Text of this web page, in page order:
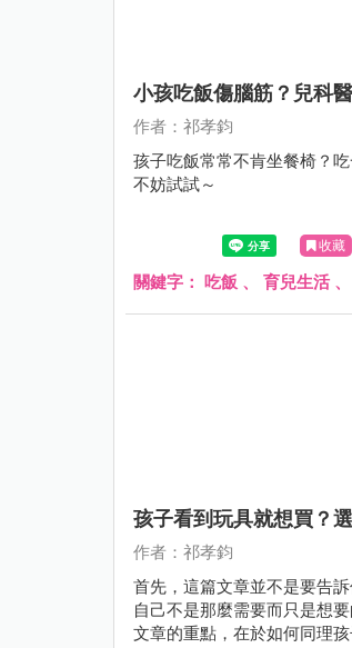
小孩吃飯傷腦筋？兒科
作者：祁孝鈞
孩子吃飯常常不肯坐餐椅？
不妨試試～
收藏
關鍵字： 吃飯 、 育兒生活、
孩子看到玩具就想買？
作者：祁孝鈞
首先，這篇文章並不是要告
自己不是那麼需要而只是想
文章的重點，在於如何同理